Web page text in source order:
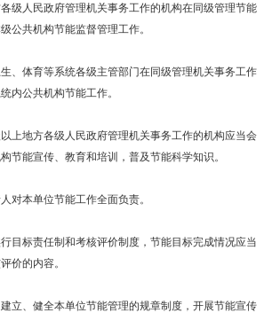
人民政府管理机关事务工作的机构在同级管理节能
公共机构节能监督管理工作。
体育等系统各级主管部门在同级管理机关事务工作
内公共机构节能工作。
地方各级人民政府管理机关事务工作的机构应当会
节能宣传、教育和培训，普及节能科学知识。
本单位节能工作全面负责。
标责任制和考核评价制度，节能目标完成情况应当
价的内容。
、健全本单位节能管理的规章制度，开展节能宣传